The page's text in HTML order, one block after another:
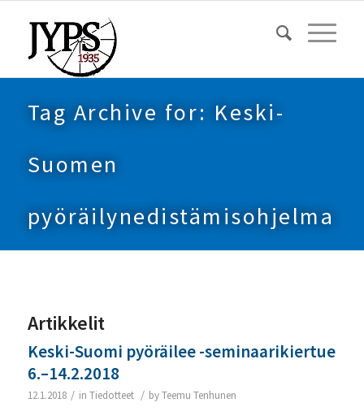
Tag Archive for: Keski-
Suomen
pyöräilynedistämisohjelma
Artikkelit
Keski-Suomi pyöräilee -seminaarikiertue
6.–14.2.2018
12.1.2018 / in Tiedotteet / byTeemu Tenhunen